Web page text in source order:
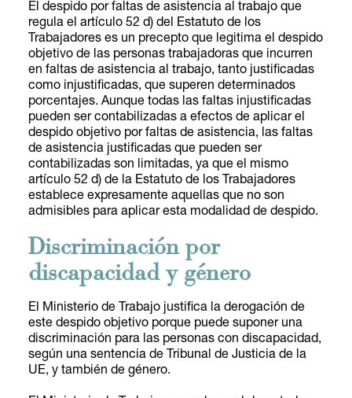
El despido por faltas de asistencia al trabajo que
regula el artículo 52 d) del Estatuto de los
Trabajadores es un precepto que legitima el despido
objetivo de las personas trabajadoras que incurren
en faltas de asistencia al trabajo, tanto justificadas
como injustificadas, que superen determinados
porcentajes. Aunque todas las faltas injustificadas
pueden ser contabilizadas a efectos de aplicar el
despido objetivo por faltas de asistencia, las faltas
de asistencia justificadas que pueden ser
contabilizadas son limitadas, ya que el mismo
artículo 52 d) de la Estatuto de los Trabajadores
establece expresamente aquellas que no son
admisibles para aplicar esta modalidad de despido.
Discriminación por
discapacidad y género
El Ministerio de Trabajo justifica la derogación de
este despido objetivo porque puede suponer una
discriminación para las personas con discapacidad,
según una sentencia de Tribunal de Justicia de la
UE, y también de género.